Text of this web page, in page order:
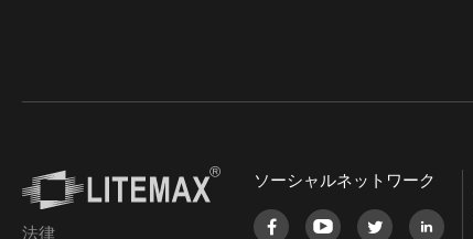
法律
ソーシャルネットワーク